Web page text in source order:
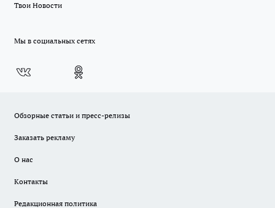
Твои Новости
Мы в социальных сетях
Обзорные статьи и пресс-релизы
Заказать рекламу
О нас
Контакты
Редакционная политика